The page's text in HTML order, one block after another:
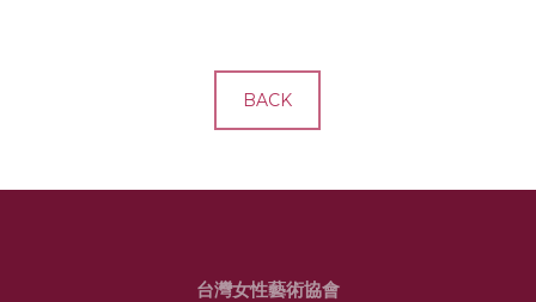
BACK
台灣女性藝術協會